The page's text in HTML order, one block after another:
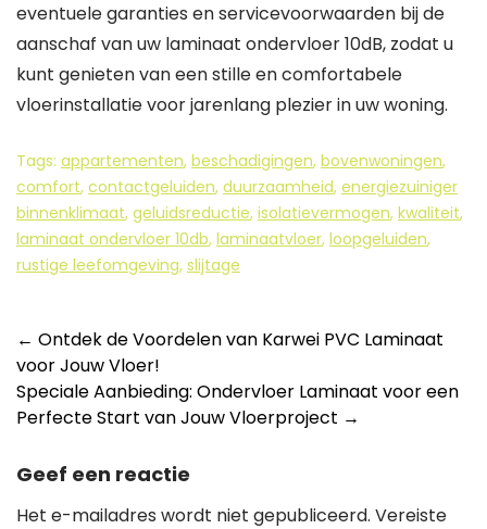
eventuele garanties en servicevoorwaarden bij de
aanschaf van uw laminaat ondervloer 10dB, zodat u
kunt genieten van een stille en comfortabele
vloerinstallatie voor jarenlang plezier in uw woning.
Tags: appartementen, beschadigingen, bovenwoningen,
comfort, contactgeluiden, duurzaamheid, energiezuiniger
binnenklimaat, geluidsreductie, isolatievermogen, kwaliteit,
laminaat ondervloer 10db, laminaatvloer, loopgeluiden,
rustige leefomgeving, slijtage
Berichtnavigatie
← Ontdek de Voordelen van Karwei PVC Laminaat
voor Jouw Vloer!
Speciale Aanbieding: Ondervloer Laminaat voor een
Perfecte Start van Jouw Vloerproject →
Geef een reactie
Het e-mailadres wordt niet gepubliceerd. Vereiste